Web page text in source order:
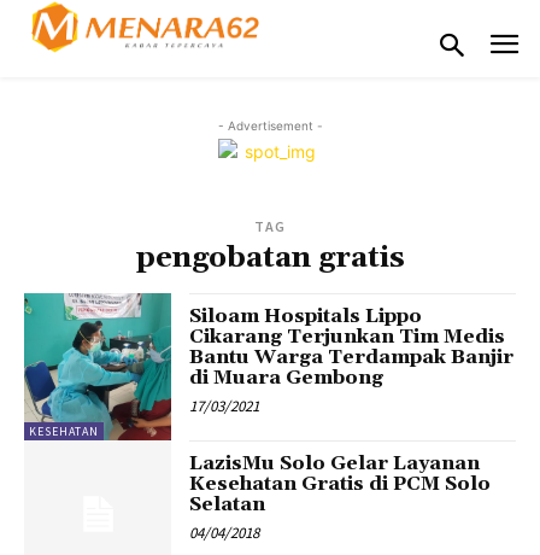
- Advertisement -
TAG
pengobatan gratis
KESEHATAN
Siloam Hospitals Lippo
Cikarang Terjunkan Tim Medis
Bantu Warga Terdampak Banjir
di Muara Gembong
17/03/2021
LazisMu Solo Gelar Layanan
Kesehatan Gratis di PCM Solo
Selatan
04/04/2018